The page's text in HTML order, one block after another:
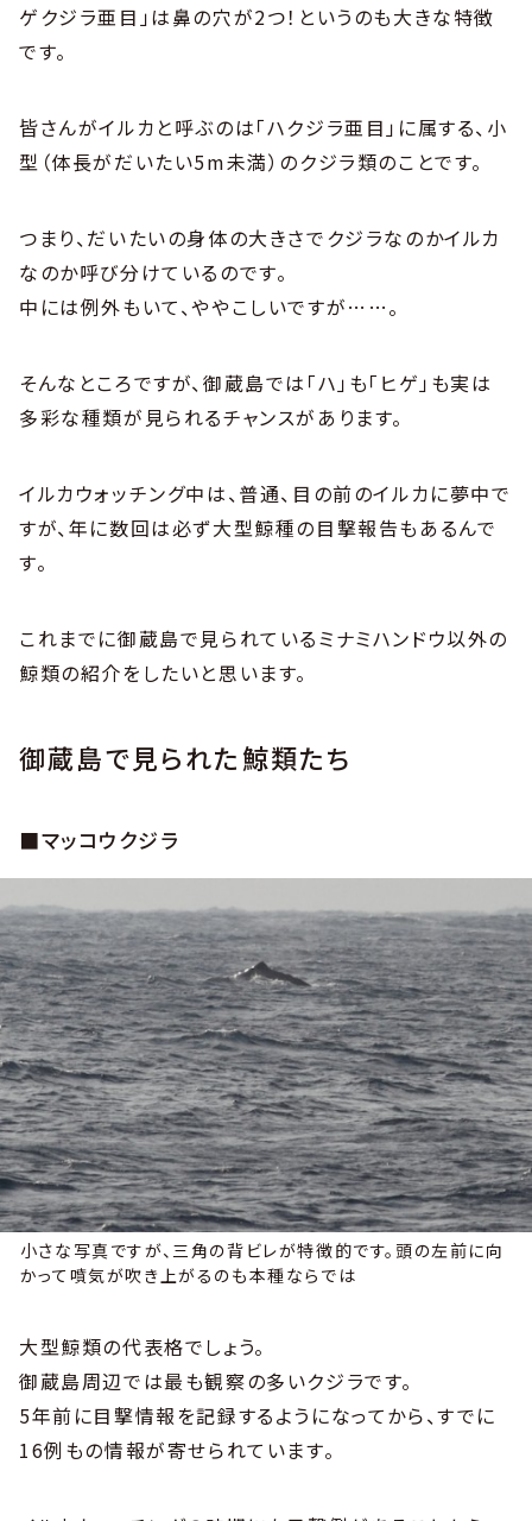
ゲクジラ亜目」は鼻の穴が2つ！というのも大きな特徴
です。
皆さんがイルカと呼ぶのは「ハクジラ亜目」に属する、小
型（体長がだいたい5m未満）のクジラ類のことです。
つまり、だいたいの身体の大きさでクジラなのかイルカ
なのか呼び分けているのです。
中には例外もいて、ややこしいですが……。
そんなところですが、御蔵島では「ハ」も「ヒゲ」も実は
多彩な種類が見られるチャンスがあります。
イルカウォッチング中は、普通、目の前のイルカに夢中で
すが、年に数回は必ず大型鯨種の目撃報告もあるんで
す。
これまでに御蔵島で見られているミナミハンドウ以外の
鯨類の紹介をしたいと思います。
御蔵島で見られた鯨類たち
■マッコウクジラ
小さな写真ですが、三角の背ビレが特徴的です。頭の左前に向
かって噴気が吹き上がるのも本種ならでは
大型鯨類の代表格でしょう。
御蔵島周辺では最も観察の多いクジラです。
5年前に目撃情報を記録するようになってから、すでに
16例もの情報が寄せられています。